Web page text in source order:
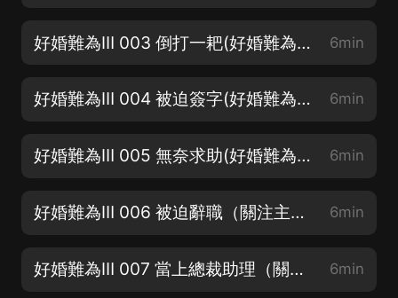
好婚難為Ⅲ 003 倒打一耙(好婚難為言情系列1—8部請關注我的主頁) 6min
好婚難為Ⅲ 004 被迫簽字(好婚難為言情系列1—8部請關注我的主頁) 6min
好婚難為Ⅲ 005 無奈求助(好婚難為言情系列1—8部請關注我的主頁) 6min
好婚難為Ⅲ 006 被迫辭職（關注主播不迷路） 6min
好婚難為Ⅲ 007 當上總裁助理（關注主播不迷路） 6min